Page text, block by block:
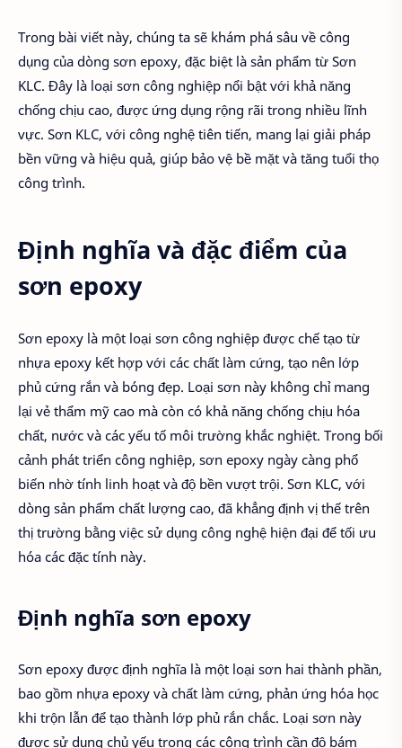
Trong bài viết này, chúng ta sẽ khám phá sâu về công
dụng của dòng sơn epoxy, đặc biệt là sản phẩm từ Sơn
KLC. Đây là loại sơn công nghiệp nổi bật với khả năng
chống chịu cao, được ứng dụng rộng rãi trong nhiều lĩnh
vực. Sơn KLC, với công nghệ tiên tiến, mang lại giải pháp
bền vững và hiệu quả, giúp bảo vệ bề mặt và tăng tuổi thọ
công trình.
Định nghĩa và đặc điểm của
sơn epoxy
Sơn epoxy là một loại sơn công nghiệp được chế tạo từ
nhựa epoxy kết hợp với các chất làm cứng, tạo nên lớp
phủ cứng rắn và bóng đẹp. Loại sơn này không chỉ mang
lại vẻ thẩm mỹ cao mà còn có khả năng chống chịu hóa
chất, nước và các yếu tố môi trường khắc nghiệt. Trong bối
cảnh phát triển công nghiệp, sơn epoxy ngày càng phổ
biến nhờ tính linh hoạt và độ bền vượt trội. Sơn KLC, với
dòng sản phẩm chất lượng cao, đã khẳng định vị thế trên
thị trường bằng việc sử dụng công nghệ hiện đại để tối ưu
hóa các đặc tính này.
Định nghĩa sơn epoxy
Sơn epoxy được định nghĩa là một loại sơn hai thành phần,
bao gồm nhựa epoxy và chất làm cứng, phản ứng hóa học
khi trộn lẫn để tạo thành lớp phủ rắn chắc. Loại sơn này
được sử dụng chủ yếu trong các công trình cần độ bám